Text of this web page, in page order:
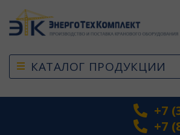
КАТАЛОГ ПРОДУКЦИИ
+7
+7